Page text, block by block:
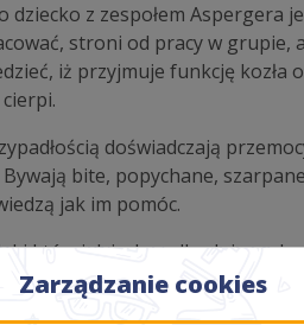
dziecko z zespołem
stroni od pracy w grupie,
iż przyjmuje funkcję
doświadczają
Bywają bite, popychane,
jak im pomóc.
której dziecko odbuduje
są emocje i jak się
Zarządzanie cookies